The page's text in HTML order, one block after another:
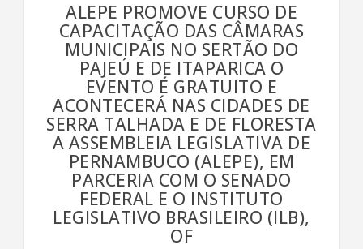
ALEPE PROMOVE CURSO DE
CAPACITAÇÃO DAS CÂMARAS
MUNICIPAIS NO SERTÃO DO
PAJEÚ E DE ITAPARICA O
EVENTO É GRATUITO E
ACONTECERÁ NAS CIDADES DE
SERRA TALHADA E DE FLORESTA
A ASSEMBLEIA LEGISLATIVA DE
PERNAMBUCO (ALEPE), EM
PARCERIA COM O SENADO
FEDERAL E O INSTITUTO
LEGISLATIVO BRASILEIRO (ILB),
OF